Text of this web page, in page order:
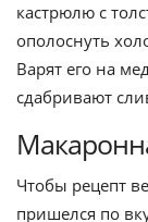
кастрюлю с
ополоснуть
Варят его на
сдабривают
Чтобы рецепт
пришелся по